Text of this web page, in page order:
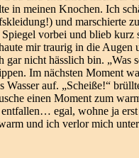
in meinen Knochen. Ich
und marschierte
vorbei und blieb kurz
mir traurig in die Augen
gar nicht hässlich bin. „Was
Im nächsten Moment
Wasser auf. „Scheiße!“
einen Moment zum
egal, wohne ja erst
und ich verlor mich